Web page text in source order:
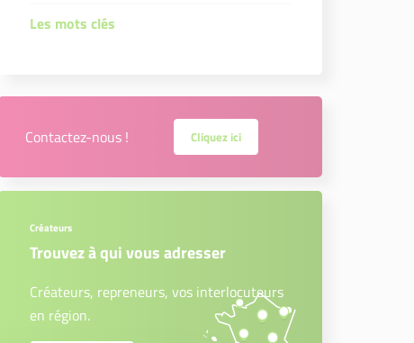
Les mots clés
Contactez-nous ! Cliquez ici
Créateurs
Trouvez à qui vous adresser
Créateurs, repreneurs, vos interlocuteurs
en région.